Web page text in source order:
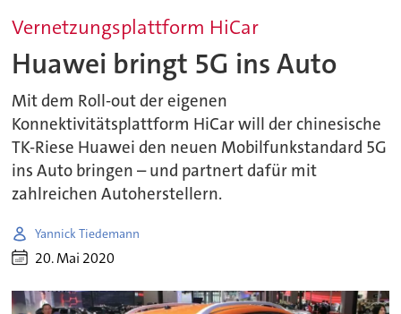
Vernetzungsplattform HiCar
Huawei bringt 5G ins Auto
Mit dem Roll-out der eigenen
Konnektivitätsplattform HiCar will der chinesische
TK-Riese Huawei den neuen Mobilfunkstandard 5G
ins Auto bringen – und partnert dafür mit
zahlreichen Autoherstellern.
Yannick Tiedemann
20. Mai 2020